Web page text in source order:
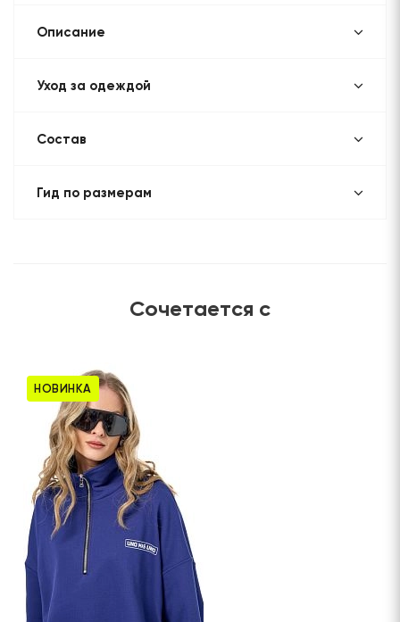
Описание
Уход за одеждой
Состав
Гид по размерам
Сочетается с
НОВИНКА